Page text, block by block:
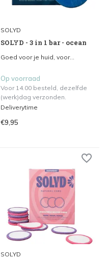
SOLYD
SOLYD - 3 in 1 bar - ocean
Goed voor je huid, voor...
Op voorraad
Voor 14.00 besteld, dezelfde
(werk)dag verzonden.
Deliverytime
€9,95
SOLYD